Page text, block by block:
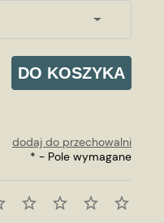
DO KOSZYKA
dodaj do przechowalni
* - Pole wymagane